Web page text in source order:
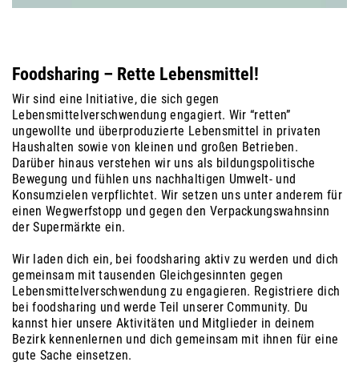
Foodsharing – Rette Lebensmittel!
Wir sind eine Initiative, die sich gegen
Lebensmittelverschwendung engagiert. Wir “retten”
ungewollte und überproduzierte Lebensmittel in privaten
Haushalten sowie von kleinen und großen Betrieben.
Darüber hinaus verstehen wir uns als bildungspolitische
Bewegung und fühlen uns nachhaltigen Umwelt- und
Konsumzielen verpflichtet. Wir setzen uns unter anderem für
einen Wegwerfstopp und gegen den Verpackungswahnsinn
der Supermärkte ein.
Wir laden dich ein, bei foodsharing aktiv zu werden und dich
gemeinsam mit tausenden Gleichgesinnten gegen
Lebensmittelverschwendung zu engagieren. Registriere dich
bei foodsharing und werde Teil unserer Community. Du
kannst hier unsere Aktivitäten und Mitglieder in deinem
Bezirk kennenlernen und dich gemeinsam mit ihnen für eine
gute Sache einsetzen.